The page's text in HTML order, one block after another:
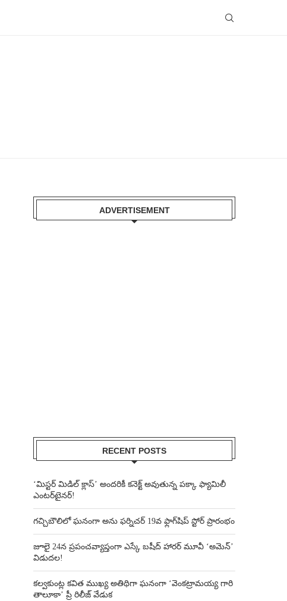
ADVERTISEMENT
RECENT POSTS
‘మిస్టర్ మిడిల్ క్లాస్’ అందరికీ కనెక్ట్ అవుతున్న పక్కా ఫ్యామిలీ
ఎంటర్‌టైనర్!
గచ్చిబౌలిలో ఘనంగా అను ఫర్నిచర్ 19వ ఫ్లాగ్‌షిప్ స్టోర్ ప్రారంభం
జూలై 24న ప్రపంచవ్యాప్తంగా ఎస్కే బషీద్‌ హారర్ మూవీ ‘అమెన్’
విడుదల!
కల్వకుంట్ల కవిత ముఖ్య అతిథిగా ఘనంగా ‘వెంకట్రామయ్య గారి
తాలూకా’ ప్రీ రిలీజ్ వేడుక